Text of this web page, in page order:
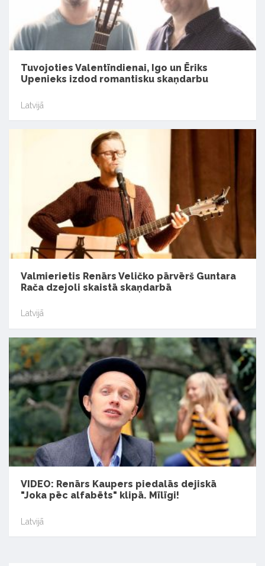
Tuvojoties Valentīndienai, Igo un Ēriks
Upenieks izdod romantisku skaņdarbu
Latvijā
Valmierietis Renārs Veličko pārvērš Guntara
Rača dzejoli skaistā skaņdarbā
Latvijā
VIDEO: Renārs Kaupers piedalās dejiskā
"Joka pēc alfabēts" klipā. Mīlīgi!
Latvijā